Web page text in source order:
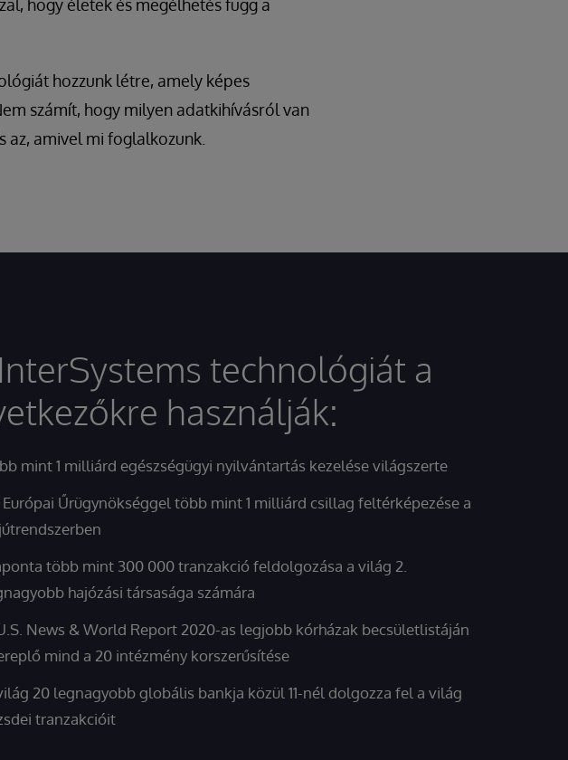
hogy életek és megélhetés függ a
hozzunk létre, amely képes
számít, hogy milyen adatkihívásról van
amivel mi foglalkozunk.
technológiát a
használják:
mint 1 milliárd egészségügyi nyilvántartás kezelése világszerte
Európai Űrügynökséggel több mint 1 milliárd csillag feltérképezése a
több mint 300 000 tranzakció feldolgozása a világ 2.
hajózási társasága számára
News & World Report 2020-as legjobb kórházak becsületlistáján
mind a 20 intézmény korszerűsítése
20 legnagyobb globális bankja közül 11-nél dolgozza fel a világ
tranzakcióit